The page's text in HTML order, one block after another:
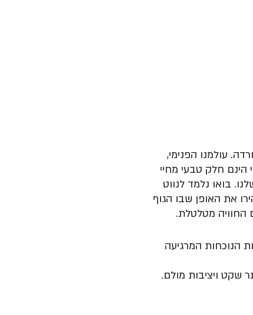
עולמנו הפנימי,
הינם חלק טבעי מחיי
בואו נלמד לנווט
את האופן שבו הגוף
החוויה מטלטלת.
הנוכחות המרגיעה
שקט ויציבות מולם.